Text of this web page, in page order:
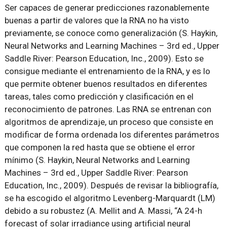
Ser capaces de generar predicciones razonablemente
buenas a partir de valores que la RNA no ha visto
previamente, se conoce como generalización (S. Haykin,
Neural Networks and Learning Machines – 3rd ed., Upper
Saddle River: Pearson Education, Inc., 2009). Esto se
consigue mediante el entrenamiento de la RNA, y es lo
que permite obtener buenos resultados en diferentes
tareas, tales como predicción y clasificación en el
reconocimiento de patrones. Las RNA se entrenan con
algoritmos de aprendizaje, un proceso que consiste en
modificar de forma ordenada los diferentes parámetros
que componen la red hasta que se obtiene el error
mínimo (S. Haykin, Neural Networks and Learning
Machines – 3rd ed., Upper Saddle River: Pearson
Education, Inc., 2009). Después de revisar la bibliografía,
se ha escogido el algoritmo Levenberg-Marquardt (LM)
debido a su robustez (A. Mellit and A. Massi, “A 24-h
forecast of solar irradiance using artificial neural